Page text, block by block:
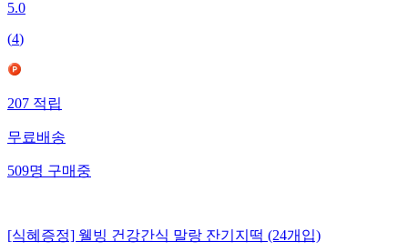
5.0
(4)
207적립
무료배송
509명구매중
[식혜증정] 웰빙 건강간식 말랑 잔기지떡 (24개입)